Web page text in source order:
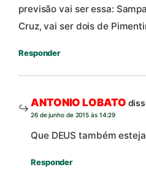
previsão vai ser essa:
Cruz, vai ser dois de
Responder
ANTONIO LOBATO
26 de junho de 2015 às 14:29
Que DEUS também
Responder